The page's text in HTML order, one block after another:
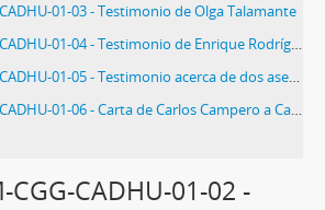
01-03 - Testimonio de Olga Talamante
de Enrique Rodríguez Larreta P. "Un relato estremecedor sobre las torturas en Argentina y Uruguay"
01-05 - Testimonio acerca de dos asesinatos
01-06 - Carta de Carlos Campero a Casa Argentina en México
CGG-CADHU-01-02 -